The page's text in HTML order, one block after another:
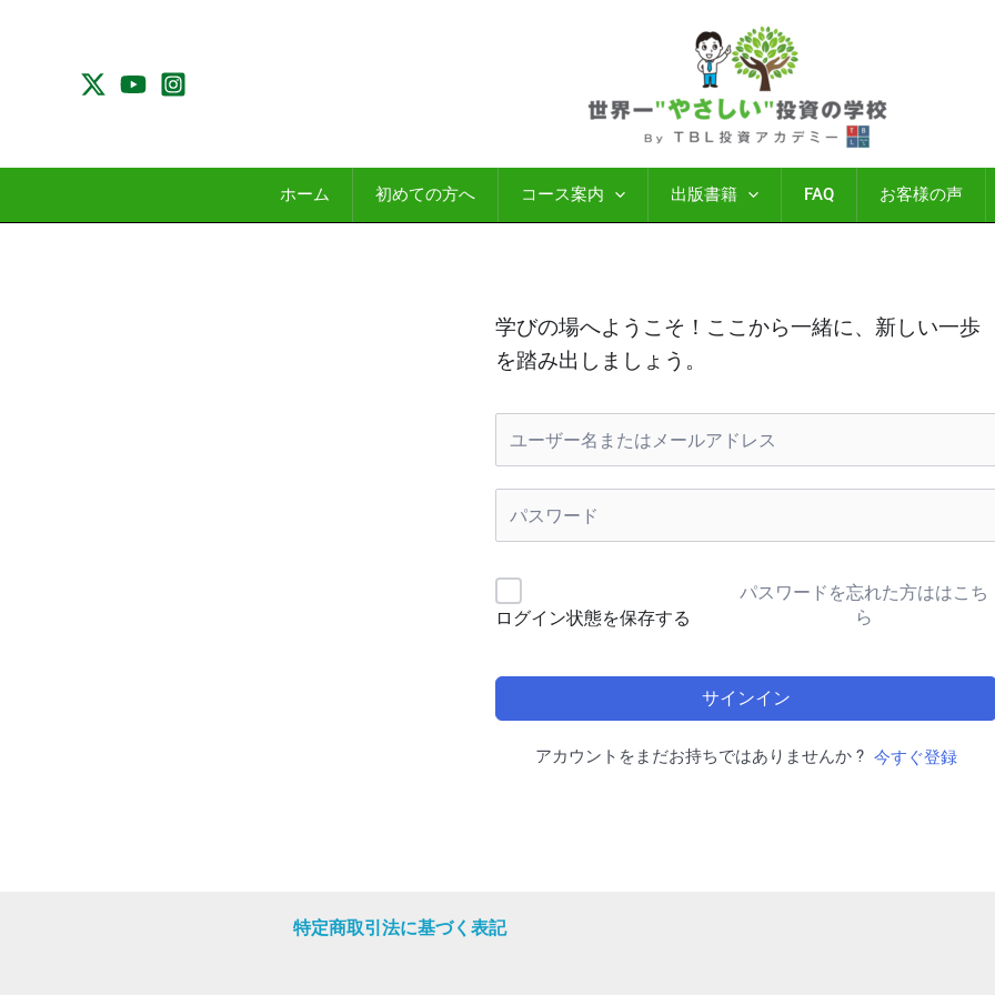
プ
ホーム 初めての方へ コース案内 出版書籍 FAQ お客様の声
学びの場へようこそ！ここから一緒に、新しい一歩
を踏み出しましょう。
ログイン状態を保存する
パスワードを忘れた方ははこち
ら
サインイン
アカウントをまだお持ちではありませんか ? 今すぐ登録
特定商取引法に基づく表記